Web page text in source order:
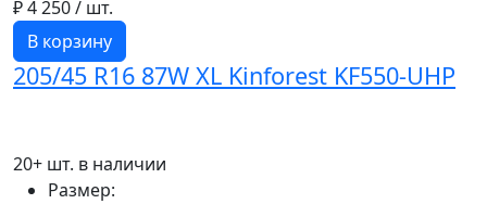
₽ 4 250/ шт.
В корзину
205/45 R16 87W XL Kinforest KF550-UHP
20+ шт. в наличии
Размер: